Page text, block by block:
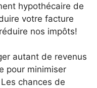
hypothécaire de
votre facture
nos impôts!
autant de revenus
pour minimiser
chances de